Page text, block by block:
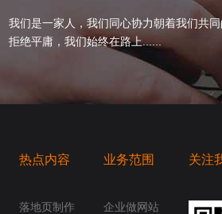
我们是一家人，我们同心协力朝着我们共同
拒绝平庸，我们始终在路上......
热点内容
落地页制作
业务范围
企业做网站
关注